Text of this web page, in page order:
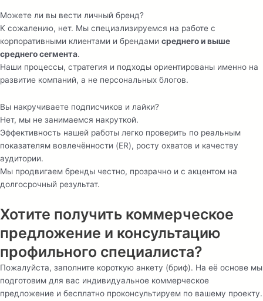
Можете ли вы вести личный бренд?
К сожалению, нет. Мы специализируемся на работе с
корпоративными клиентами и брендами среднего и выше
среднего сегмента.
Наши процессы, стратегия и подходы ориентированы именно на
развитие компаний, а не персональных блогов.
Вы накручиваете подписчиков и лайки?
Нет, мы не занимаемся накруткой.
Эффективность нашей работы легко проверить по реальным
показателям вовлечённости (ER), росту охватов и качеству
аудитории.
Мы продвигаем бренды честно, прозрачно и с акцентом на
долгосрочный результат.
Хотите получить коммерческое
предложение и консультацию
профильного специалиста?
Пожалуйста, заполните короткую анкету (бриф). На её основе мы
подготовим для вас индивидуальное коммерческое
предложение и бесплатно проконсультируем по вашему проекту.